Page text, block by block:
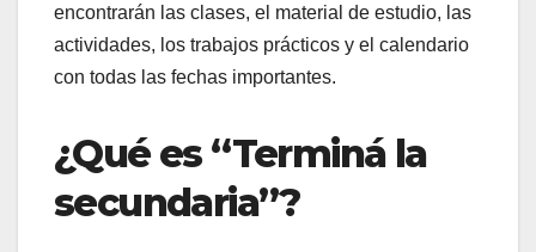
encontrarán las clases, el material de estudio, las
actividades, los trabajos prácticos y el calendario
con todas las fechas importantes.
¿Qué es “Terminá la
secundaria”?